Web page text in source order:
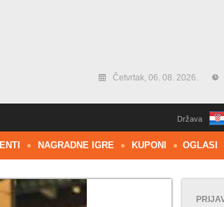
Četvrtak, 06. 08. 2026.
Država
NAGRADNE IGRE KUPONI OGLASI